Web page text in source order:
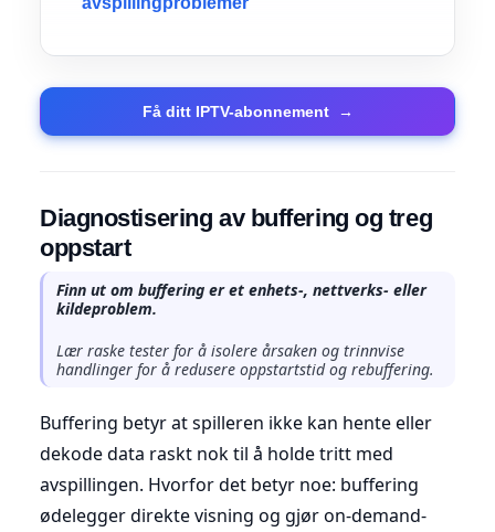
Få ditt IPTV-abonnement →
Diagnostisering av buffering og treg
oppstart
Finn ut om buffering er et enhets-, nettverks- eller
kildeproblem.
Lær raske tester for å isolere årsaken og trinnvise
handlinger for å redusere oppstartstid og rebuffering.
Buffering betyr at spilleren ikke kan hente eller
dekode data raskt nok til å holde tritt med
avspillingen. Hvorfor det betyr noe: buffering
ødelegger direkte visning og gjør on-demand-